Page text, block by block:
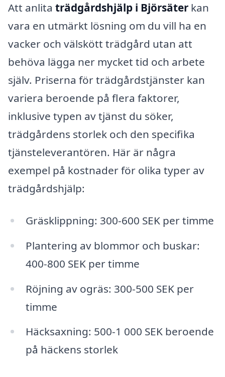
Att anlita trädgårdshjälp i Björsäter kan
vara en utmärkt lösning om du vill ha en
vacker och välskött trädgård utan att
behöva lägga ner mycket tid och arbete
själv. Priserna för trädgårdstjänster kan
variera beroende på flera faktorer,
inklusive typen av tjänst du söker,
trädgårdens storlek och den specifika
tjänsteleverantören. Här är några
exempel på kostnader för olika typer av
trädgårdshjälp:
Gräsklippning: 300-600 SEK per timme
Plantering av blommor och buskar:
400-800 SEK per timme
Röjning av ogräs: 300-500 SEK per
timme
Häcksaxning: 500-1 000 SEK beroende
på häckens storlek